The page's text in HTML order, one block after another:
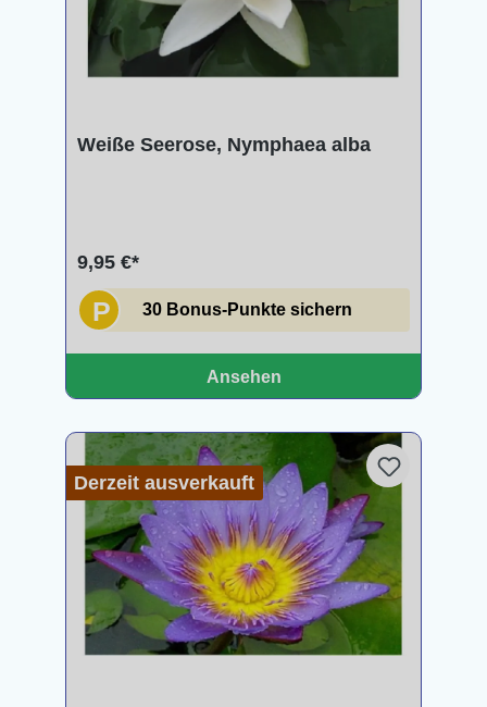
Weiße Seerose, Nymphaea alba
9,95 €*
P 30 Bonus-Punkte sichern
Ansehen
Derzeit ausverkauft